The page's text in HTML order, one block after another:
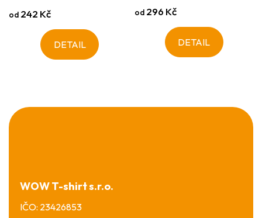
od 242 Kč
DETAIL
od 296 Kč
DETAIL
Z
á
WOW T-shirt s.r.o.
IČO: 23426853